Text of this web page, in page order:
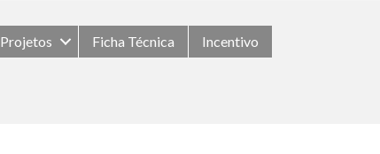
Projetos Ficha Técnica Incentivo